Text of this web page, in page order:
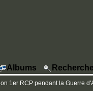
Albums
1er RCP pendant la Guerre